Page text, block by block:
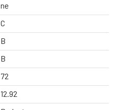
ne
C
B
B
72
12.92